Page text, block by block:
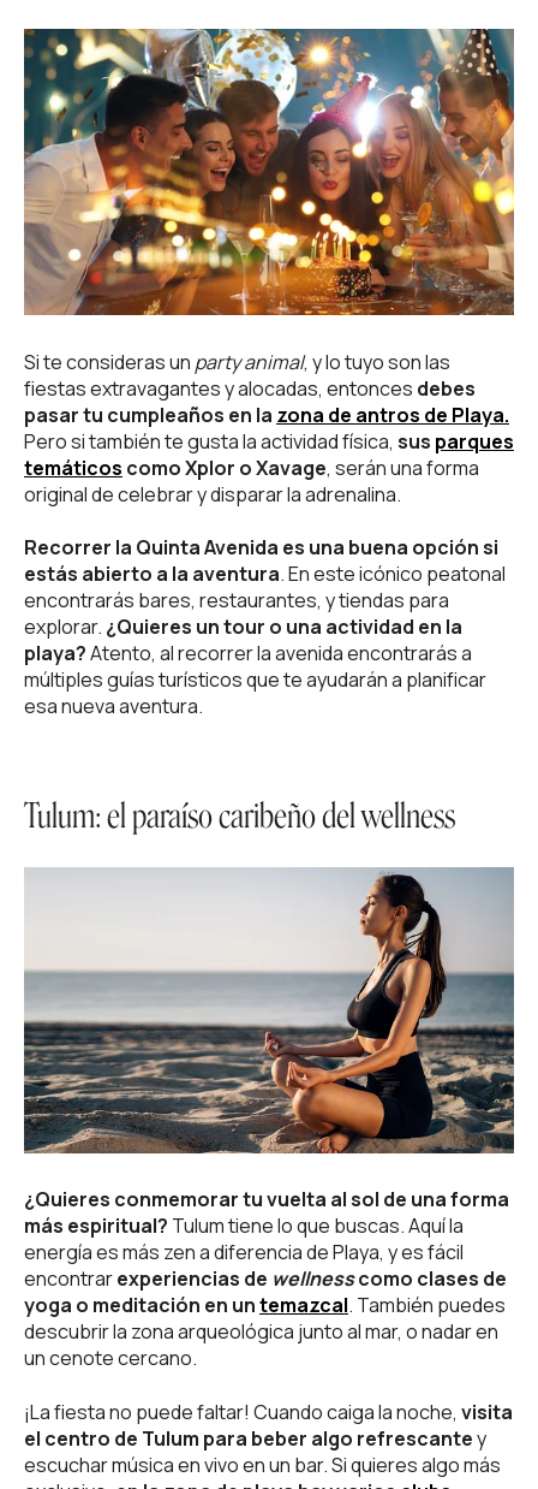
Si te consideras un party animal, y lo tuyo son las
fiestas extravagantes y alocadas, entonces debes
pasar tu cumpleaños en la zona de antros de Playa.
Pero si también te gusta la actividad física, sus parques
temáticos como Xplor o Xavage, serán una forma
original de celebrar y disparar la adrenalina.
Recorrer la Quinta Avenida es una buena opción si
estás abierto a la aventura. En este icónico peatonal
encontrarás bares, restaurantes, y tiendas para
explorar. ¿Quieres un tour o una actividad en la
playa?Atento, al recorrer la avenida encontrarás a
múltiples guías turísticos que te ayudarán a planificar
esa nueva aventura.
Tulum: el paraíso caribeño del wellness
¿Quieres conmemorar tu vuelta al sol de una forma
más espiritual? Tulum tiene lo que buscas. Aquí la
energía es más zen a diferencia de Playa, y es fácil
encontrarexperiencias de wellnesscomo clases de
yoga o meditación en untemazcal. También puedes
descubrir la zona arqueológica junto al mar, o nadar en
un cenote cercano.
¡La fiesta no puede faltar! Cuando caiga la noche, visita
el centro de Tulum para beber algo refrescantey
escuchar música en vivo en un bar. Si quieres algo más